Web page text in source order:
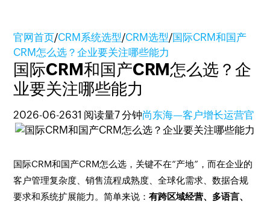
官网首页/CRM系统选型/CRM选型/国际CRM和国产
CRM怎么选？企业要关注哪些能力
国际CRM和国产CRM怎么选？企
业要关注哪些能力
2026-06-2631 阅读量7 分钟尚东海—客户增长运营官
国际CRM和国产CRM怎么选，关键不在“产地”，而在企业的
客户管理复杂度、销售流程成熟度、全球化需求、数据合规
要求和系统扩展能力。简单来说：有跨区域经营、多语言、